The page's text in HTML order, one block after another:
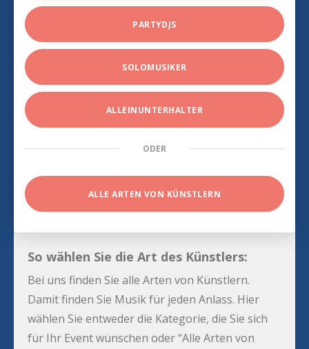
PARTYDJS
SOLOMUSIKER
ALLEINUNTERHALTER
ODER
ALLE ARTEN VON KÜNSTLERN
So wählen Sie die Art des Künstlers:
Bei uns finden Sie alle Arten von Künstlern.
Damit finden Sie Musik für jeden Anlass. Hier
wählen Sie entweder die Kategorie, die Sie sich
für Ihr Event wünschen oder “Alle Arten von